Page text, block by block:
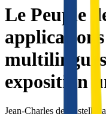
Le Peuple
exposition
Jean-Charles de